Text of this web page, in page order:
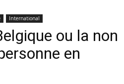
International
ou la non
en